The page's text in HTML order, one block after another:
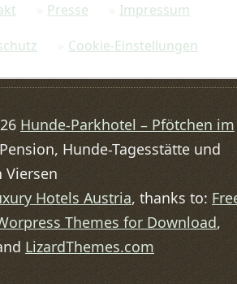
Presse
Impressum
Cookie-Einstellungen
Hunde-Parkhotel – Pfötchen im
Hunde-Tagesstätte und
Viersen
Hotels Austria, thanks to:
Themes for Download,
LizardThemes.com